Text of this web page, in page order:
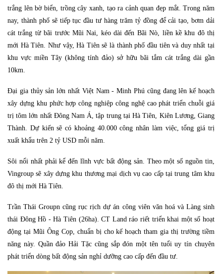
trắng lên bờ biển, trồng cây xanh, tạo ra cảnh quan đẹp mắt. Trong năm
nay, thành phố sẽ tiếp tục đầu tư hàng trăm tỷ đồng để cải tạo, bơm dải
cát trắng từ bãi trước Mũi Nai, kéo dài đến Bãi Nò, liền kề khu đô thị
mới Hà Tiên. Như vậy, Hà Tiên sẽ là thành phố đầu tiên và duy nhất tại
khu vực miền Tây (không tính đảo) sở hữu bãi tắm cát trắng dài gần
10km.
Đại gia thủy sản lớn nhất Việt Nam - Minh Phú cũng đang lên kế hoạch
xây dựng khu phức hợp công nghiệp công nghệ cao phát triển chuỗi giá
trị tôm lớn nhất Đông Nam Á, tập trung tại Hà Tiên, Kiên Lương, Giang
Thành. Dự kiến sẽ có khoảng 40.000 công nhân làm việc, tổng giá trị
xuất khẩu trên 2 tỷ USD mỗi năm.
Sôi nổi nhất phải kể đến lĩnh vực bất động sản. Theo một số nguồn tin,
Vingroup sẽ xây dựng khu thương mại dịch vụ cao cấp tại trung tâm khu
đô thị mới Hà Tiên.
Trần Thái Groupn cũng rục rịch dự án công viên văn hoá và Làng sinh
thái Đông Hồ - Hà Tiên (26ha). CT Land ráo riết triển khai một số hoạt
động tại Mũi Ông Cọp, chuẩn bị cho kế hoạch tham gia thị trường tiềm
năng này. Quần đảo Hải Tặc cũng sắp đón một tên tuổi uy tín chuyên
phát triển dòng bất động sản nghỉ dưỡng cao cấp đến đầu tư.